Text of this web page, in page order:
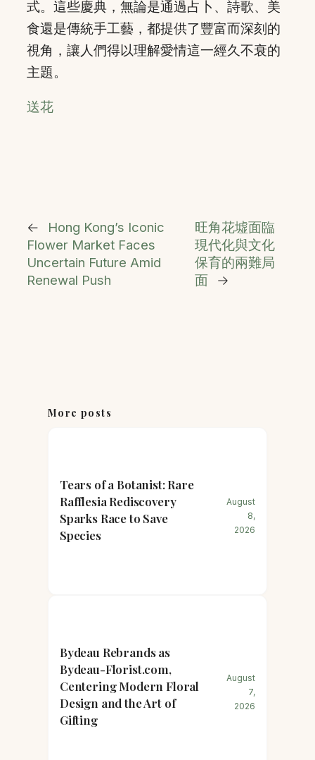
式。這些慶典，無論是通過占卜、詩歌、美
食還是傳統手工藝，都提供了豐富而深刻的
視角，讓人們得以理解愛情這一經久不衰的
主題。
送花
←
Hong Kong’s Iconic
Flower Market Faces
Uncertain Future Amid
Renewal Push
旺角花墟面臨
現代化與文化
保育的兩難局
面
→
More posts
Tears of a Botanist: Rare
Rafflesia Rediscovery
Sparks Race to Save
Species
August
8,
2026
Bydeau Rebrands as
Bydeau-Florist.com,
Centering Modern Floral
Design and the Art of
Gifting
August
7,
2026